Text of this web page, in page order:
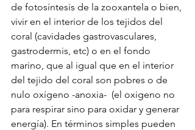
de fotosíntesis de la zooxantela o bien,
vivir en el interior de los tejidos del
coral (cavidades gastrovasculares,
gastrodermis, etc) o en el fondo
marino, que al igual que en el interior
del tejido del coral son pobres o de
nulo oxígeno -anoxia-  (el oxigeno no
para respirar sino para oxidar y generar
energía). En términos simples pueden